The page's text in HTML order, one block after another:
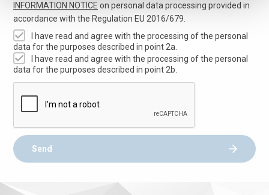
INFORMATION NOTICE on personal data processing provided in
accordance with the Regulation EU 2016/679.
I have read and agree with the processing of the personal
data for the purposes described in point 2a.
I have read and agree with the processing of the personal
data for the purposes described in point 2b.
Send